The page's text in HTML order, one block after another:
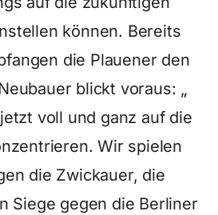
können. Bereits
die Plauener den
blickt voraus: „
voll und ganz auf die
Wir spielen
die Zwickauer, die
Siege gegen die Berliner